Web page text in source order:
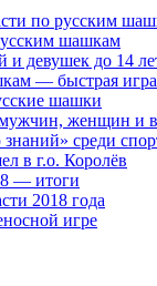
по русским
шашкам
и девушек до 14
— быстрая игра
шашки
женщин и
среди
в г.о. Королёв
— итоги
2018 года
игре